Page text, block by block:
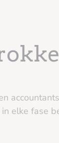
elke fase